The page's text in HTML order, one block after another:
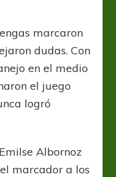
marcaron
dudas. Con
en el medio
el juego
logró
Albornoz
marcador a los